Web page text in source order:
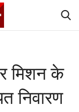
मिशन के
निवारण